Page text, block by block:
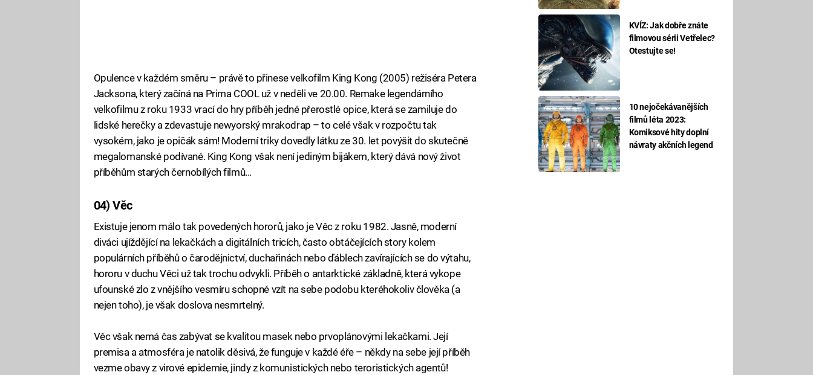
KVÍZ: Jak dobře znáte
filmovou sérii Vetřelec?
Otestujte se!
10 nejočekávanějších
filmů léta 2023:
Komiksové hity doplní
návraty akčních legend
Opulence v každém směru – právě to přinese velkofilm King Kong (2005) režiséra Petera
Jacksona, který začíná na Prima COOL už v neděli ve 20.00. Remake legendárního
velkofilmu z roku 1933 vrací do hry příběh jedné přerostlé opice, která se zamiluje do
lidské herečky a zdevastuje newyorský mrakodrap – to celé však v rozpočtu tak
vysokém, jako je opičák sám! Moderní triky dovedly látku ze 30. let povýšit do skutečně
megalomanské podívané. King Kong však není jediným bijákem, který dává nový život
příběhům starých černobílých filmů...
04) Věc
Existuje jenom málo tak povedených hororů, jako je Věc z roku 1982. Jasně, moderní
diváci ujíždějící na lekačkách a digitálních tricích, často obtáčejících story kolem
populárních příběhů o čarodějnictví, duchařinách nebo ďáblech zavírajících se do výtahu,
hororu v duchu Věci už tak trochu odvykli. Příběh o antarktické základně, která vykope
ufounské zlo z vnějšího vesmíru schopné vzít na sebe podobu kteréhokoliv člověka (a
nejen toho), je však doslova nesmrtelný.
Věc však nemá čas zabývat se kvalitou masek nebo prvoplánovými lekačkami. Její
premisa a atmosféra je natolik děsivá, že funguje v každé éře – někdy na sebe její příběh
vezme obavy z virové epidemie, jindy z komunistických nebo teroristických agentů!